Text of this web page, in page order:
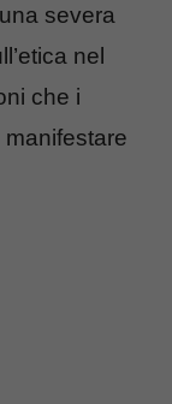
severa
nel
che i